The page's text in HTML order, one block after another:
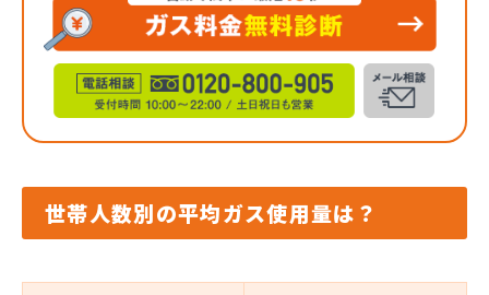
世帯人数別の平均ガス使用量は？